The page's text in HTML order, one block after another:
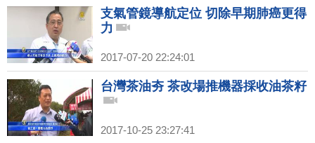
支氣管鏡導航定位 切除早期肺癌更得
力
2017-07-20 22:24:01
台灣茶油夯 茶改場推機器採收油茶籽
2017-10-25 23:27:41